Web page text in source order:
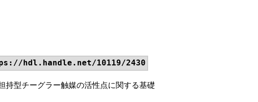
hdl.handle.net/10119/2430
持型チーグラー触媒の活性点に関する基礎